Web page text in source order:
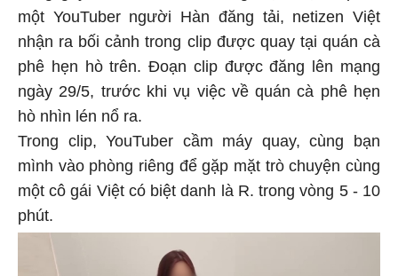
một YouTuber người Hàn đăng tải, netizen Việt
nhận ra bối cảnh trong clip được quay tại quán cà
phê hẹn hò trên. Đoạn clip được đăng lên mạng
ngày 29/5, trước khi vụ việc về quán cà phê hẹn
hò nhìn lén nổ ra.
Trong clip, YouTuber cầm máy quay, cùng bạn
mình vào phòng riêng để gặp mặt trò chuyện cùng
một cô gái Việt có biệt danh là R. trong vòng 5 - 10
phút.